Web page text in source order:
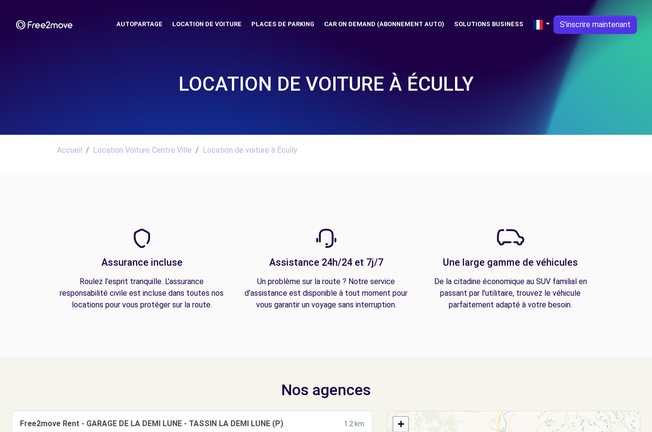
AUTOPARTAGE LOCATION DE VOITURE PLACES DE PARKING CAR ON DEMAND (ABONNEMENT AUTO) SOLUTIONS BUSINESS S'inscrire maintenant
LOCATION DE VOITURE À ÉCULLY
Accueil Location Voiture Centre Ville Location de voiture à Écully
Assurance incluse
Roulez l'esprit tranquille. L'assurance
responsabilité civile est incluse dans toutes nos
locations pour vous protéger sur la route.
Assistance 24h/24 et 7j/7
Un problème sur la route ? Notre service
d'assistance est disponible à tout moment pour
vous garantir un voyage sans interruption.
Une large gamme de véhicules
De la citadine économique au SUV familial en
passant par l'utilitaire, trouvez le véhicule
parfaitement adapté à votre besoin.
Nos agences
Free2move Rent - GARAGE DE LA DEMI LUNE - TASSIN LA DEMI LUNE (P)
1.2 km
+